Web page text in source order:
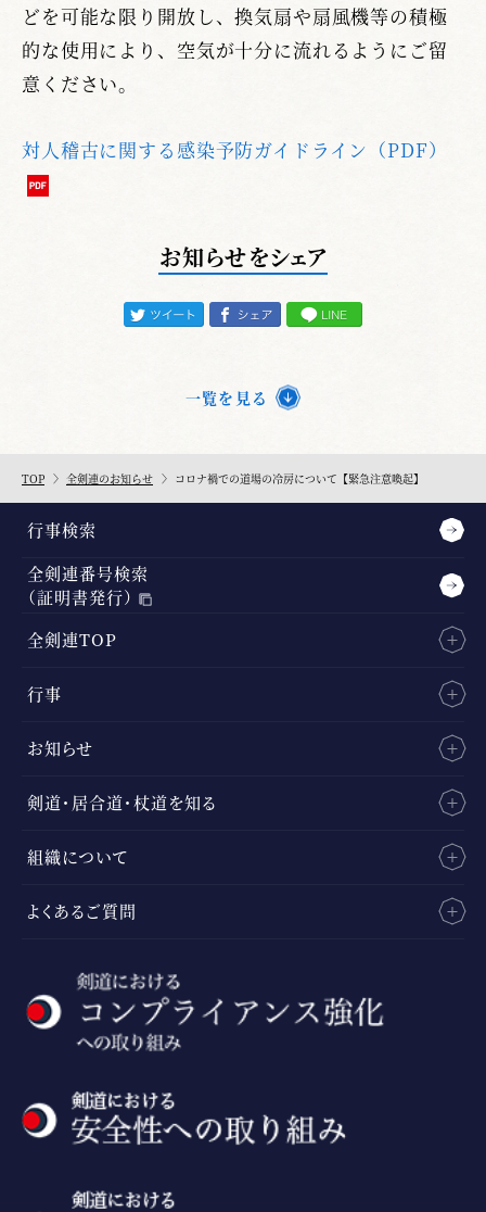
どを可能な限り開放し、換気扇や扇風機等の積極
的な使用により、空気が十分に流れるようにご留
意ください。
対人稽古に関する感染予防ガイドライン（PDF）
お知らせをシェア
一覧を見る
TOP 全剣連のお知らせ コロナ禍での道場の冷房について【緊急注意喚起】
行事検索
全剣連番号検索
（証明書発行）
全剣連TOP
行事
お知らせ
剣道・居合道・杖道を知る
組織について
よくあるご質問